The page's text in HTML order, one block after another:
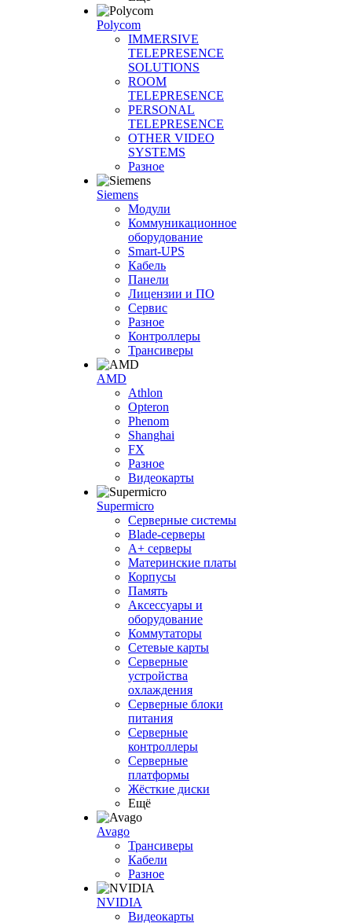
Polycom
IMMERSIVE
TELEPRESENCE
SOLUTIONS
ROOM
TELEPRESENCE
PERSONAL
TELEPRESENCE
OTHER VIDEO
SYSTEMS
Разное
Siemens
Модули
Коммуникационное
оборудование
Smart-UPS
Кабель
Панели
Лицензии и ПО
Сервис
Разное
Контроллеры
Трансиверы
AMD
Athlon
Opteron
Phenom
Shanghai
FX
Разное
Видеокарты
Supermicro
Серверные системы
Blade-серверы
A+ серверы
Материнские платы
Корпусы
Память
Аксессуары и
оборудование
Коммутаторы
Сетевые карты
Серверные
устройства
охлаждения
Серверные блоки
питания
Серверные
контроллеры
Серверные
платформы
Жёсткие диски
Ещё
Avago
Трансиверы
Кабели
Разное
NVIDIA
Видеокарты